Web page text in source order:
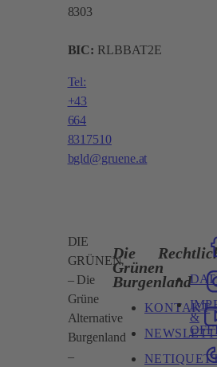
8303
BIC: RLBBAT2E
Tel:
+43
664
8317510
bgld@gruene.at
DIE
GRÜNEN
– Die
Grüne
Alternative
Burgenland
–
Die
Grünen
Burgenland
KONTAKT
&